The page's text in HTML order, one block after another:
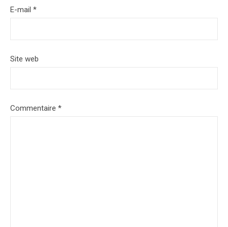
E-mail *
Site web
Commentaire *